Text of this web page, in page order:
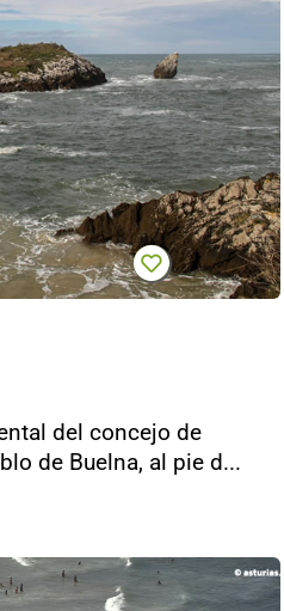
del concejo de
de Buelna, al pie d...